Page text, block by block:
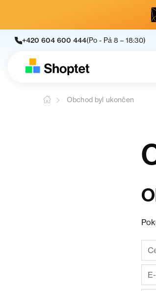
+420 604 600 444(Po - Pá 8 – 18:30)
Obchod byl ukončen